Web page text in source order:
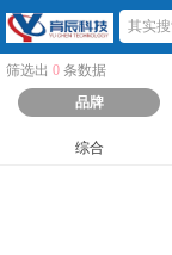
筛选出 0 条数据
品牌
综合